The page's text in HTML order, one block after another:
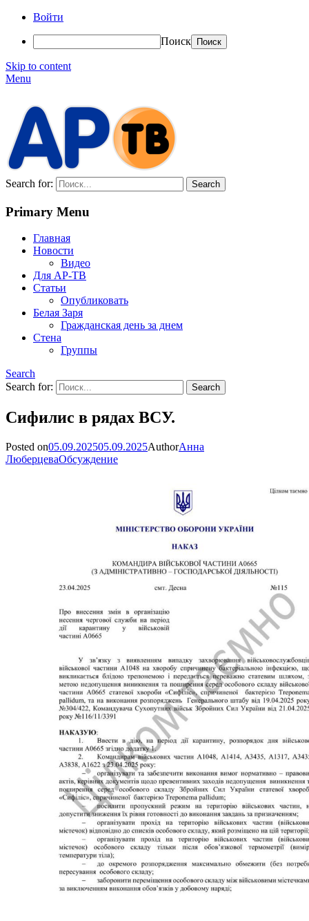
Войти
Поиск
Skip to content
Menu
Search for:
Primary Menu
Главная
Новости
Видео
Для АР-ТВ
Статьи
Опубликовать
Белая Заря
Гражданская день за днем
Стена
Группы
Search
Search for:
Сифилис в рядах ВСУ.
Posted on05.09.202505.09.2025AuthorАнна
ЛюберцеваОбсуждение